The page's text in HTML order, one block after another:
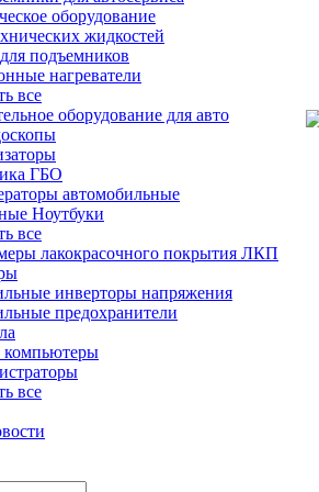
оборудование
жидкостей
подъемников
нагреватели
все
оборудование для авто
ГБО
автомобильные
Ноутбуки
все
лакокрасочного покрытия ЛКП
инверторы напряжения
предохранители
компьютеры
все